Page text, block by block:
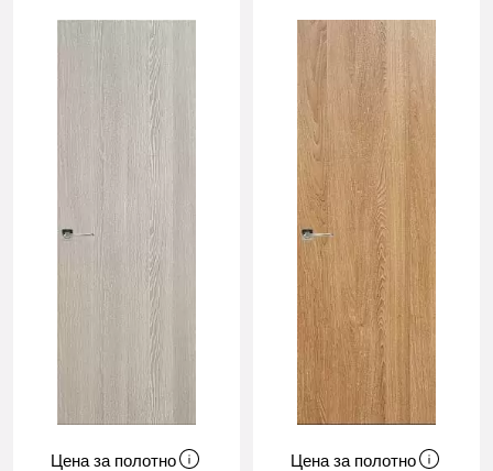
Цена за полотно Цена за полотно